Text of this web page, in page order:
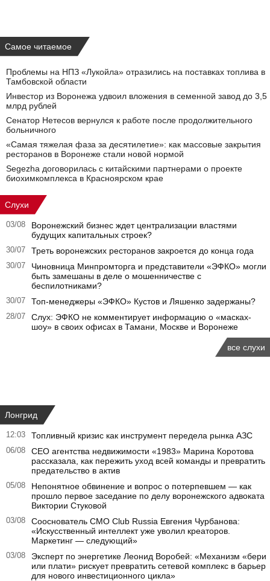
Самое читаемое
Проблемы на НПЗ «Лукойла» отразились на поставках топлива в
Тамбовской области
Инвестор из Воронежа удвоил вложения в семенной завод до 3,5
млрд рублей
Сенатор Нетесов вернулся к работе после продолжительного
больничного
«Самая тяжелая фаза за десятилетие»: как массовые закрытия
ресторанов в Воронеже стали новой нормой
Segezha договорилась с китайскими партнерами о проекте
биохимкомплекса в Красноярском крае
Слухи
03/08
Воронежский бизнес ждет централизации властями
будущих капитальных строек?
30/07 Треть воронежских ресторанов закроется до конца года
30/07
Чиновница Минпромторга и представители «ЭФКО» могли
быть замешаны в деле о мошенничестве с
беспилотниками?
30/07 Топ-менеджеры «ЭФКО» Кустов и Ляшенко задержаны?
28/07
Слух: ЭФКО не комментирует информацию о «масках-
шоу» в своих офисах в Тамани, Москве и Воронеже
все слухи
Лонгрид
12:03 Топливный кризис как инструмент передела рынка АЗС
06/08
CEO агентства недвижимости «1983» Марина Коротова
рассказала, как пережить уход всей команды и превратить
предательство в актив
05/08
Непонятное обвинение и вопрос о потерпевшем — как
прошло первое заседание по делу воронежского адвоката
Виктории Стуковой
03/08
Сооснователь CMO Club Russia Евгения Чурбанова:
«Искусственный интеллект уже уволил креаторов.
Маркетинг — следующий»
03/08
Эксперт по энергетике Леонид Воробей: «Механизм «бери
или плати» рискует превратить сетевой комплекс в барьер
для нового инвестиционного цикла»